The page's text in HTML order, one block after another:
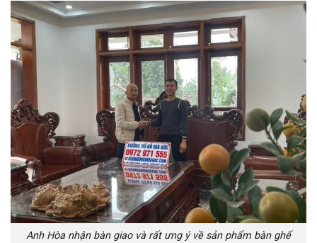
Anh Hòa nhận bàn giao và rất ưng ý về sản phẩm bàn ghế